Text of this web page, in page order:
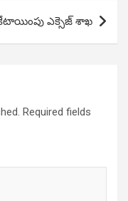
ఎక్సెజ్ శాఖ
Required fields